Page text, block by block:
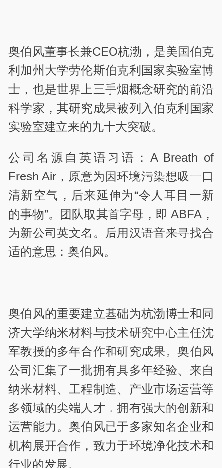
奥伯风董事长兼CEO杭渤，是美国伯克
利加州大学劳伦斯伯克利国家实验室博
士，也是世界上三手烟概念研究的前沿
科学家，其研究成果被列入伯克利国家
实验室建立来的九十大突破。
公司名源自英语习语：A Breath of
Fresh Air，原意为因环境污染想吸一口
清新空气，后来延伸为“令人耳目一新
的事物”。团队取其首字母，即 ABFA，
为新公司英文名。后用汉语音来寻找合
适的意思：奥伯风。
奥伯风的重要建立基础为杭渤博士和同
济大学纳米材料与技术研究中心主任沈
军教授的多年合作和研究成果。奥伯风
公司汇集了一批拥有具多年经验、来自
纳米材料、工程制造、产业市场运营等
多领域的尖端人才，拥有强大的创新和
运营能力。奥伯风已于多家知名企业和
机构展开合作，致力于环境净化技术和
行业的发展。